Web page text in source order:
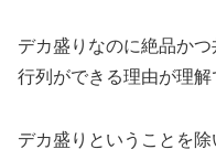
デカ盛りなのに絶品か
行列ができる理由が理解
デカ盛りということを